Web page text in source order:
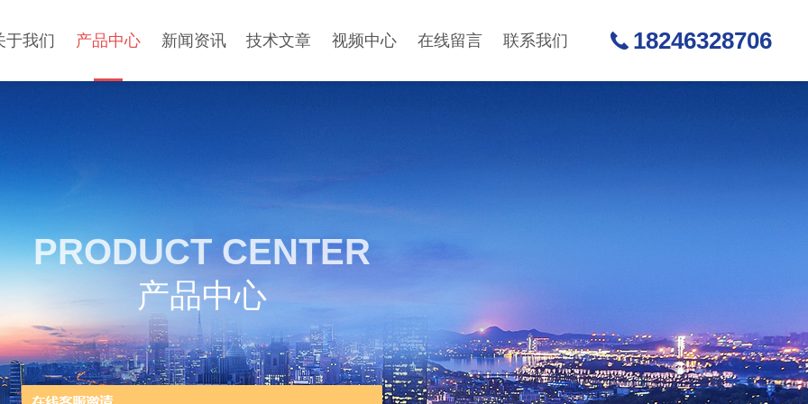
于我们 产品中心 新闻资讯 技术文章 视频中心 在线留言 联系我们 18246328706
PRODUCT CENTER
产品中心